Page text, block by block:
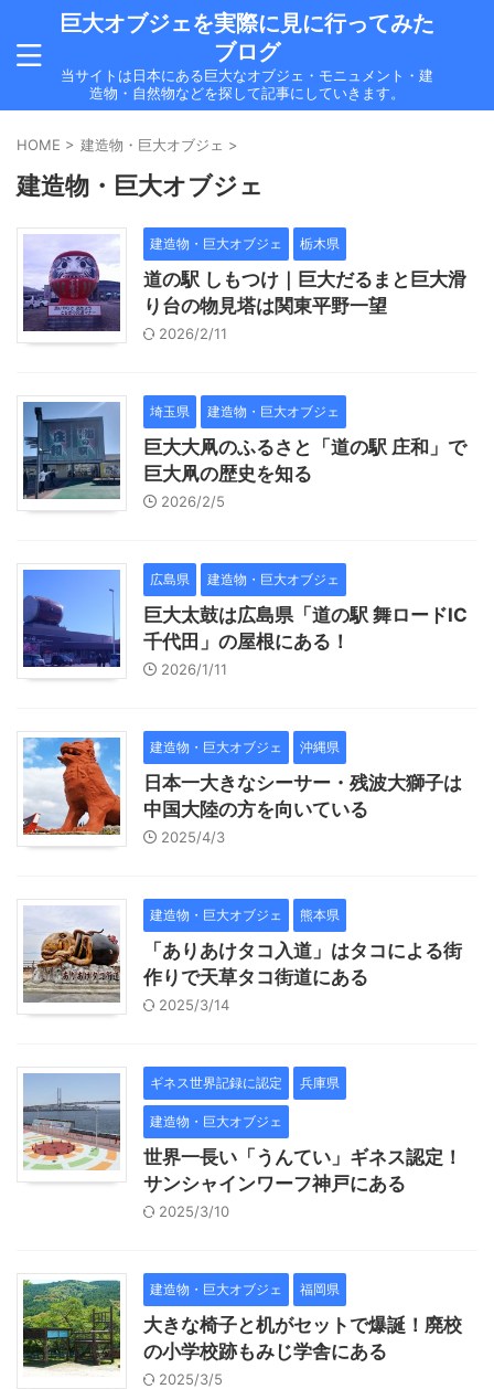
巨大オブジェを実際に見に行ってみた
ブログ
当サイトは日本にある巨大なオブジェ・モニュメント・建
造物・自然物などを探して記事にしていきます。
HOME > 建造物・巨大オブジェ >
建造物・巨大オブジェ
建造物・巨大オブジェ 栃木県
道の駅 しもつけ｜巨大だるまと巨大滑
り台の物見塔は関東平野一望
2026/2/11
埼玉県 建造物・巨大オブジェ
巨大大凧のふるさと「道の駅 庄和」で
巨大凧の歴史を知る
2026/2/5
広島県 建造物・巨大オブジェ
巨大太鼓は広島県「道の駅 舞ロードIC
千代田」の屋根にある！
2026/1/11
建造物・巨大オブジェ 沖縄県
日本一大きなシーサー・残波大獅子は
中国大陸の方を向いている
2025/4/3
建造物・巨大オブジェ 熊本県
「ありあけタコ入道」はタコによる街
作りで天草タコ街道にある
2025/3/14
ギネス世界記録に認定 兵庫県
建造物・巨大オブジェ
世界一長い「うんてい」ギネス認定！
サンシャインワーフ神戸にある
2025/3/10
建造物・巨大オブジェ 福岡県
大きな椅子と机がセットで爆誕！廃校
の小学校跡もみじ学舎にある
2025/3/5